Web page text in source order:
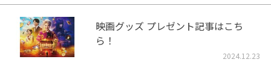
映画グッズ プレゼント記事はこち
ら！
2024.12.23